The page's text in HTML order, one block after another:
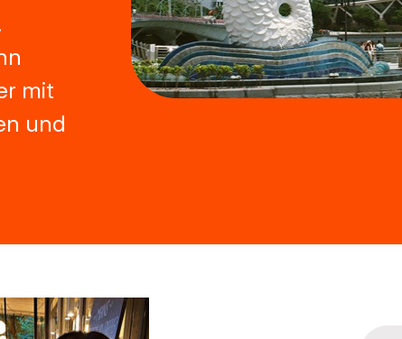
mit
und